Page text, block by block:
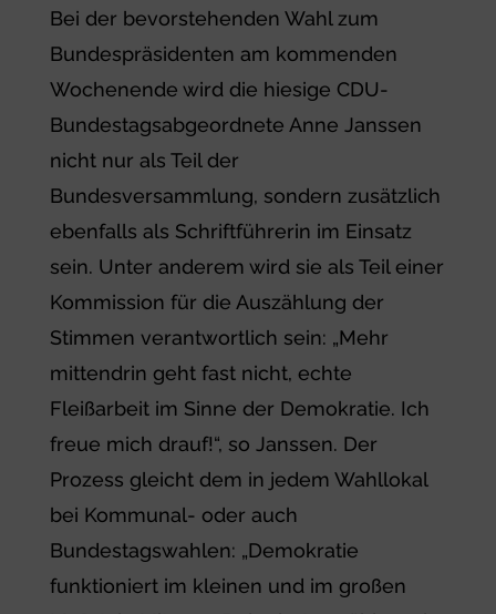
Bei der bevorstehenden Wahl zum
Bundespräsidenten am kommenden
Wochenende wird die hiesige CDU-
Bundestagsabgeordnete Anne Janssen
nicht nur als Teil der
Bundesversammlung, sondern zusätzlich
ebenfalls als Schriftführerin im Einsatz
sein. Unter anderem wird sie als Teil einer
Kommission für die Auszählung der
Stimmen verantwortlich sein: „Mehr
mittendrin geht fast nicht, echte
Fleißarbeit im Sinne der Demokratie. Ich
freue mich drauf!“, so Janssen. Der
Prozess gleicht dem in jedem Wahllokal
bei Kommunal- oder auch
Bundestagswahlen: „Demokratie
funktioniert im kleinen und im großen